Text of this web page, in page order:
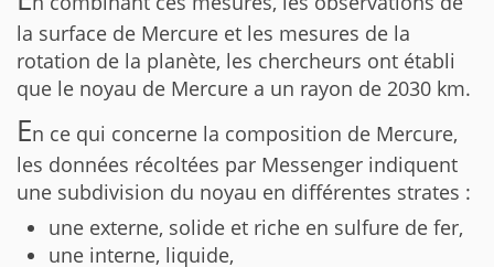
la surface de Mercure et les mesures de la
rotation de la planète, les chercheurs ont établi
que le noyau de Mercure a un rayon de 2030 km.
En ce qui concerne la composition de Mercure,
les données récoltées par Messenger indiquent
une subdivision du noyau en différentes strates :
une externe, solide et riche en sulfure de fer,
une interne, liquide,